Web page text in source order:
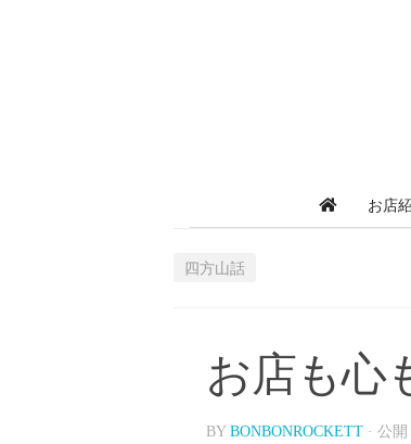
お店
四方山話
お店も心
BY BONBONROCKETT · 公開